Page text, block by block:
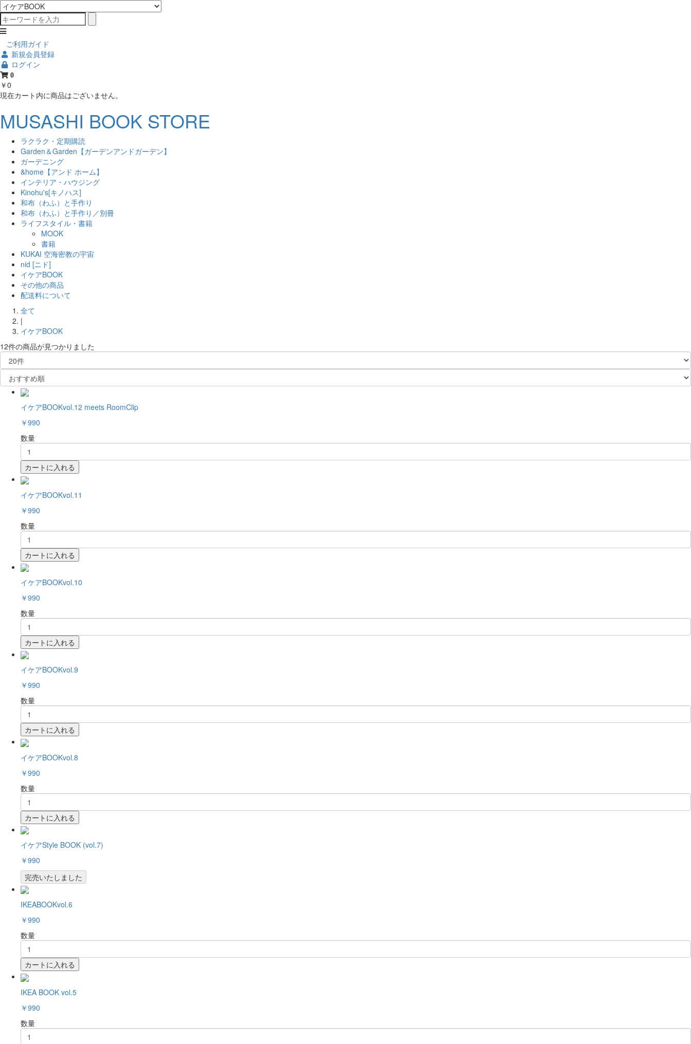
ご利用ガイド
新規会員登録
ログイン
0
￥0
現在カート内に商品はございません。
MUSASHI BOOK STORE
ラクラク・定期購読
Garden＆Garden【ガーデンアンドガーデン】
ガーデニング
&home【アンド ホーム】
インテリア・ハウジング
Kinohu's[キノハス]
和布（わふ）と手作り
和布（わふ）と手作り／別冊
ライフスタイル・書籍
MOOK
書籍
KUKAI 空海密教の宇宙
nid [ニド]
イケアBOOK
その他の商品
配送料について
全て
|
イケアBOOK
12件の商品が見つかりました
イケアBOOKvol.12 meets RoomClip
￥990
数量
カートに入れる
イケアBOOKvol.11
￥990
数量
カートに入れる
イケアBOOKvol.10
￥990
数量
カートに入れる
イケアBOOKvol.9
￥990
数量
カートに入れる
イケアBOOKvol.8
￥990
数量
カートに入れる
イケアStyle BOOK (vol.7)
￥990
完売いたしました
IKEABOOKvol.6
￥990
数量
カートに入れる
IKEA BOOK vol.5
￥990
数量